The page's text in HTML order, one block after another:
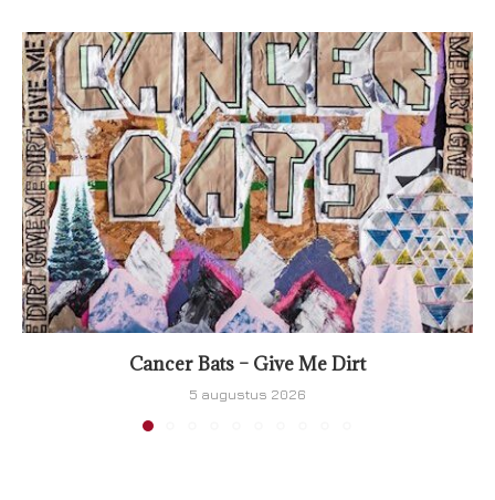
Cancer Bats – Give Me Dirt
5 augustus 2026